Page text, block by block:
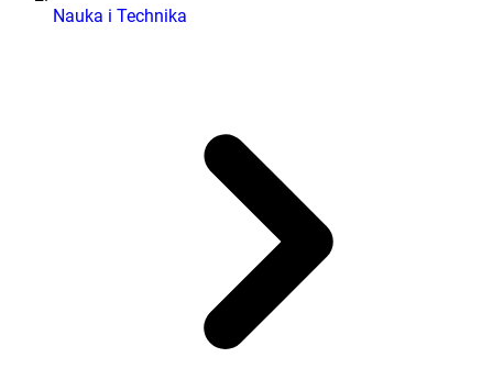
Nauka i Technika